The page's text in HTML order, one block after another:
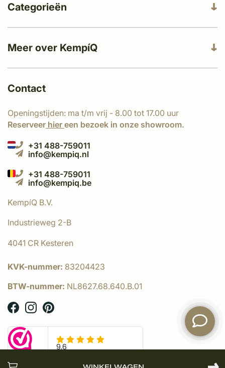
Meer over KempíQ
Categorieën
Contact
Openingstijden: ma t/m vrij - 8.00 tot 17.00 uur
Reserveer hier een bezoek in onze showroom.
+31 488-759011
info@kempiq.nl
+31 488-759011
info@kempiq.be
KempíQ B.V.
Industrieweg 2-B
4041 CR Kesteren
KVK-nummer: 83204423
BTW-nummer: NL8627.68.640.B.01